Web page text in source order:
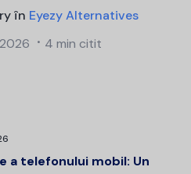
în Eyezy Alternatives
4 min citit
a telefonului mobil: Un